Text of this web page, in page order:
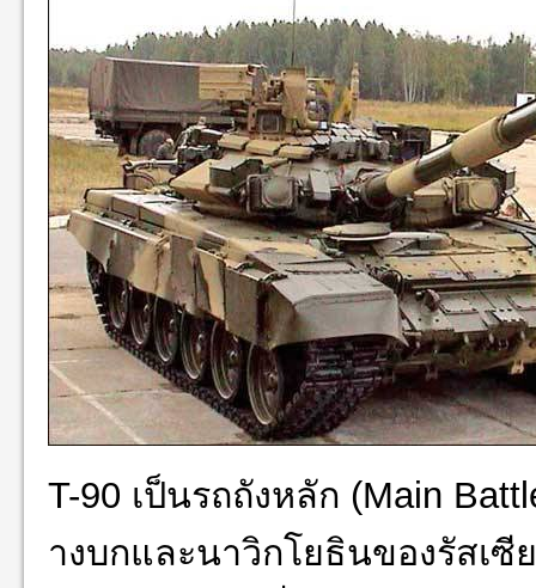
T-90 เป็นรถถังหลัก (Main
างบกและนาวิกโยธินของรัสเซี